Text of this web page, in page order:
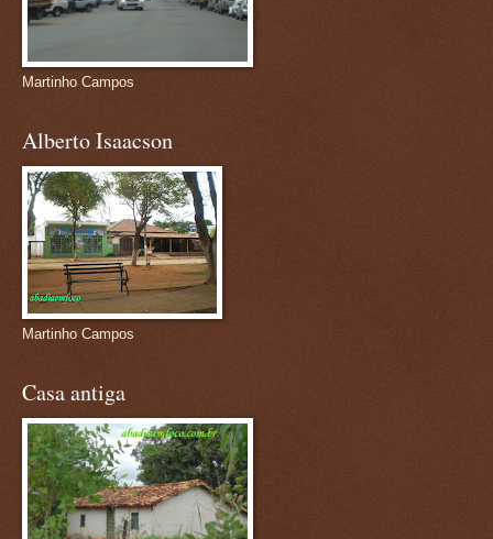
Martinho Campos
Alberto Isaacson
Martinho Campos
Casa antiga